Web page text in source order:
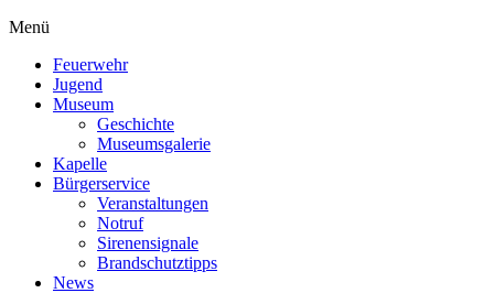
Menü
Feuerwehr
Jugend
Museum
Geschichte
Museumsgalerie
Kapelle
Bürgerservice
Veranstaltungen
Notruf
Sirenensignale
Brandschutztipps
News